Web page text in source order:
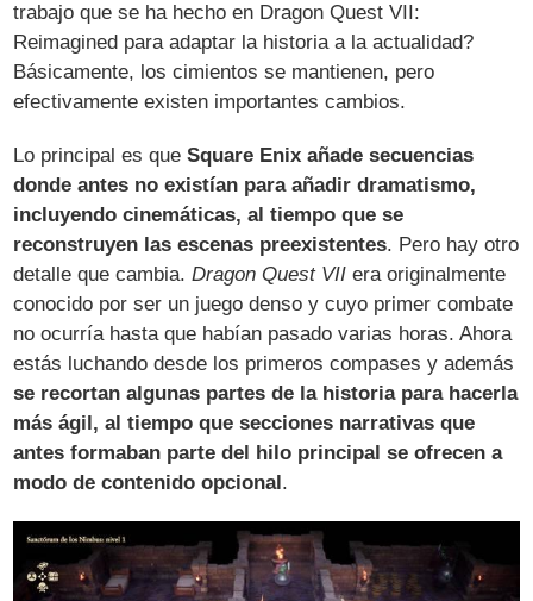
trabajo que se ha hecho en Dragon Quest VII:
Reimagined para adaptar la historia a la actualidad?
Básicamente, los cimientos se mantienen, pero
efectivamente existen importantes cambios.
Lo principal es queSquare Enix añade secuencias
donde antes no existían para añadir dramatismo,
incluyendo cinemáticas, al tiempo que se
reconstruyen las escenas preexistentes. Pero hay otro
detalle que cambia.Dragon Quest VII era originalmente
conocido por ser un juego denso y cuyo primer combate
no ocurría hasta que habían pasado varias horas. Ahora
estás luchando desde los primeros compases y además
se recortan algunas partes de la historia para hacerla
más ágil, al tiempo que secciones narrativas que
antes formaban parte del hilo principal se ofrecen a
modo de contenido opcional .